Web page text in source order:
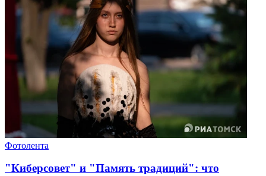
Фотолента
"Киберсовет" и "Память традиций": что